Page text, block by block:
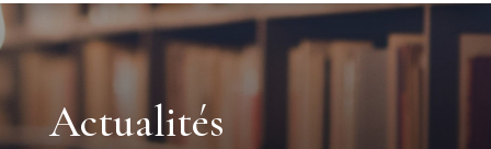
Actualités